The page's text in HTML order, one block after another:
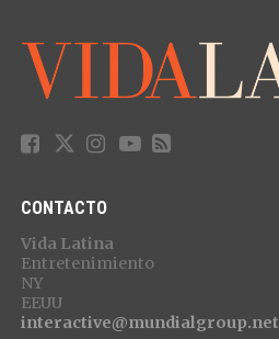
CONTACTO
Vida Latina
Entretenimiento
NY
EEUU
interactive@mundialgroup.net